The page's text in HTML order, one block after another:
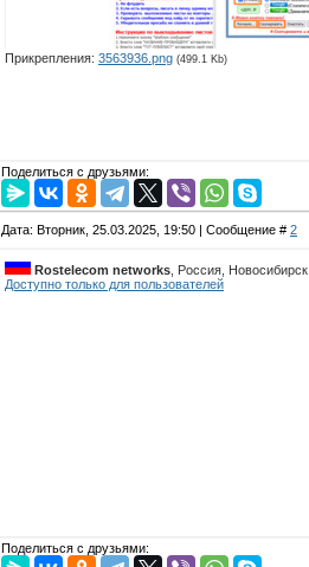
Прикрепления: 3563936.png (499.1 Kb)
Поделиться с друзьями:
Дата: Вторник, 25.03.2025, 19:50 | Сообщение # 2
Rostelecom networks , Россия, Новосибирск
Доступно только для пользователей
Поделиться с друзьями: